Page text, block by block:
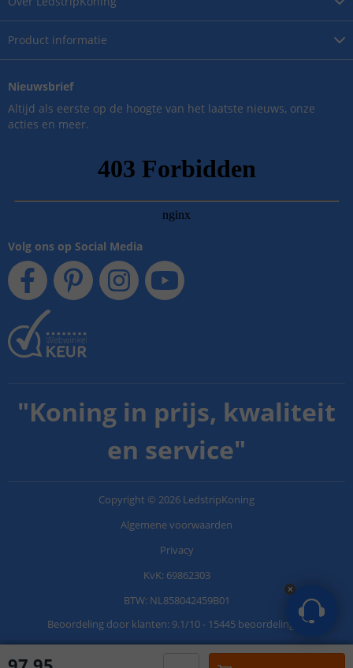
Product informatie
Nieuwsbrief
Altijd als eerste op de hoogte van het laatste nieuws, onze
acties en meer.
Volg ons op Social Media
"Koning in prijs, kwaliteit
en service"
Copyright © 2026 LedstripKoning
Algemene voorwaarden
Privacy
KvK: 69862303
BTW: NL858042459B01
Beoordeling door klanten: 9.1/10- 15445 beoordelingen